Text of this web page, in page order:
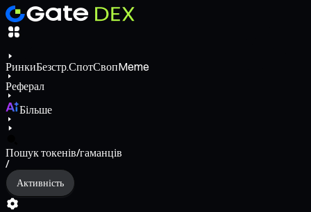
РинкиБезстр.СпотСвопMeme
Реферал
Більше
Пошук токенів/гаманців
/
Активність